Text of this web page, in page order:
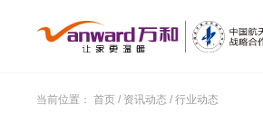
当前位置：首页 / 资讯动态 /行业动态